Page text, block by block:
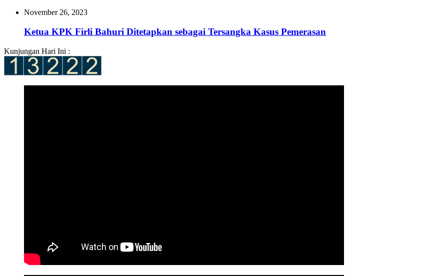
November 26, 2023
Ketua KPK Firli Bahuri Ditetapkan sebagai Tersangka Kasus Pemerasan
Kunjungan Hari Ini :